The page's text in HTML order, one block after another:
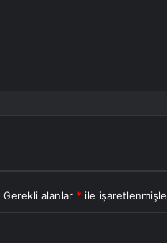
Gerekli alanlar * ile